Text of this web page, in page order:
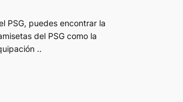
PSG, puedes encontrar la
del PSG como la
..